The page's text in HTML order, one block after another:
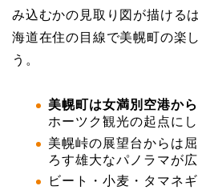
み込むかの見取り図が描ける
海道在住の目線で美幌町の楽
う。
美幌町は女満別空港か
ホーツク観光の起点に
美幌峠の展望台からは
ろす雄大なパノラマが広
ビート・小麦・タマネ